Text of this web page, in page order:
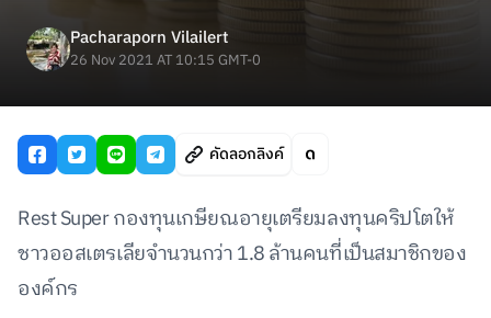
Pacharaporn Vilailert
26 Nov 2021 AT 10:15 GMT-0
คัดลอกลิงค์
Rest Super กองทุนเกษียณอายุเตรียมลงทุนคริปโตให้
ชาวออสเตรเลียจำนวนกว่า 1.8 ล้านคนที่เป็นสมาชิกของ
องค์กร